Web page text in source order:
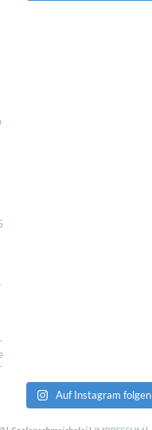
Auf Instagram folgen